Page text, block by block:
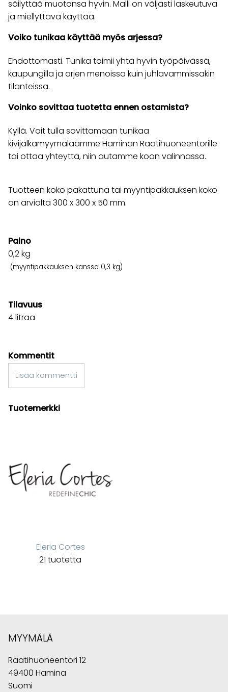
säilyttää muotonsa hyvin. Malli on väljästi laskeutuva
ja miellyttävä käyttää.
Voiko tunikaa käyttää myös arjessa?
Ehdottomasti. Tunika toimii yhtä hyvin työpäivässä,
kaupungilla ja arjen menoissa kuin juhlavammissakin
tilanteissa.
Voinko sovittaa tuotetta ennen ostamista?
Kyllä. Voit tulla sovittamaan tunikaa
kivijalkamyymäläämme Haminan Raatihuoneentorille
tai ottaa yhteyttä, niin autamme koon valinnassa.
Tuotteen koko pakattuna tai myyntipakkauksen koko
on arviolta 300 x 300 x 50 mm.
Paino
0,2kg
(myyntipakkauksen kanssa 0,3 kg)
Tilavuus
4 litraa
Kommentit
Lisää kommentti
Tuotemerkki
Eleria Cortes
21 tuotetta
MYYMÄLÄ
Raatihuoneentori 12
49400 Hamina
Suomi